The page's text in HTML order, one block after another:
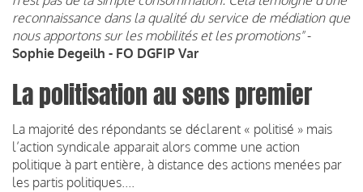
reconnaissance dans la qualité du service de médiation que
nous apportons sur les mobilités et les promotions"-
Sophie Degeilh - FO DGFIP Var
La politisation au sens premier
La majorité des répondants se déclarent « politisé » mais
l’action syndicale apparait alors comme une action
politique à part entière, à distance des actions menées par
les partis politiques....